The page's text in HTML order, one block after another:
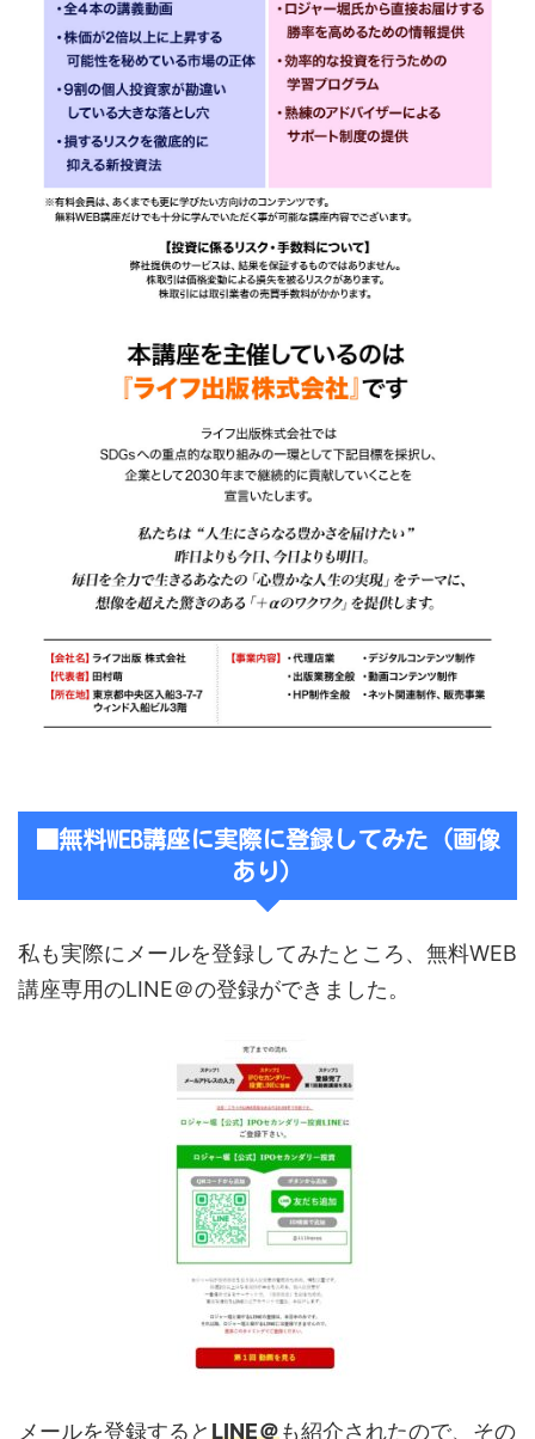
■無料WEB講座に実際に登録してみた（画像
あり）
私も実際にメールを登録してみたところ、無料WEB
講座専用のLINE＠の登録ができました。
メールを登録するとLINE＠も紹介されたので、その